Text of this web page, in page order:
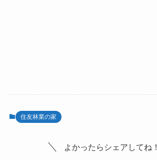
住友林業の家
よかったらシェアしてね！